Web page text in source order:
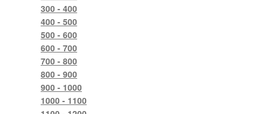
300 - 400
400 - 500
500 - 600
600 - 700
700 - 800
800 - 900
900 - 1000
1000 - 1100